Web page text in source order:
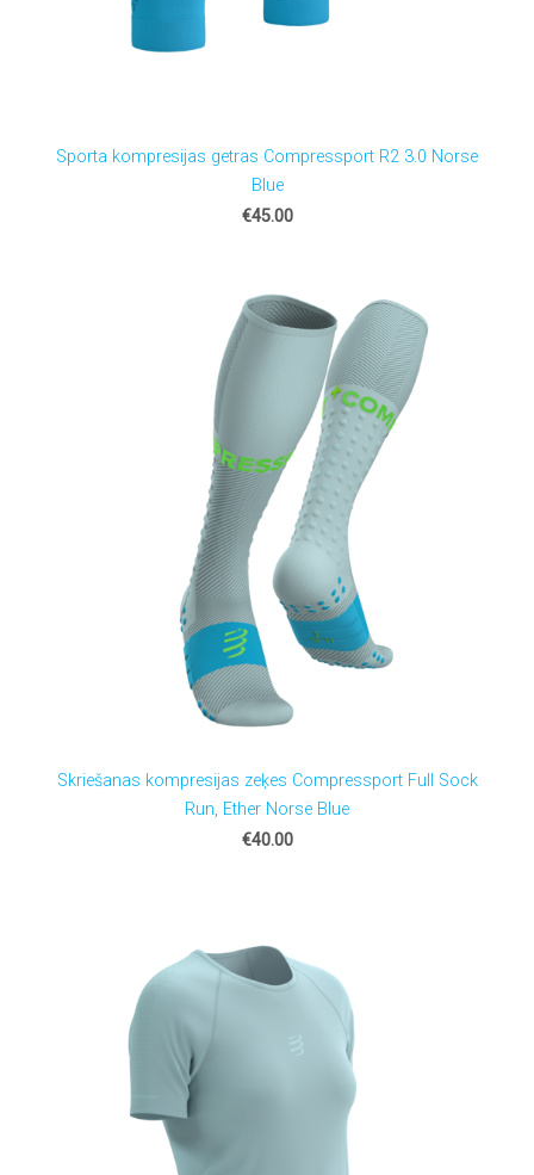
Sporta kompresijas getras Compressport R2 3.0 Norse
Blue
€45.00
Skriešanas kompresijas zeķes Compressport Full Sock
Run, Ether Norse Blue
€40.00